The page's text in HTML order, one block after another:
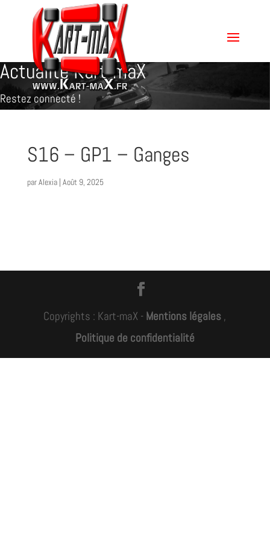
Actualité Kart-maX
Restez connecté !
S16 – GP1 – Ganges
parAlexia| Août 9, 2025
Copyrights : Kart-maX - Mentions légales ,
Politique de confidentialité